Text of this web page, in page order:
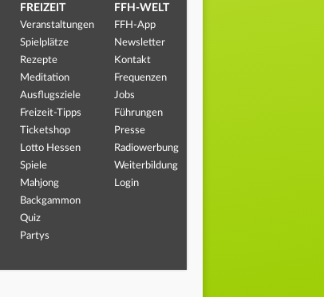
FREIZEIT
Veranstaltungen
Spielplätze
Rezepte
Meditation
Ausflugsziele
Freizeit-Tipps
Ticketshop
Lotto Hessen
Spiele
Mahjong
Backgammon
Quiz
Partys
FFH-WELT
FFH-App
Newsletter
Kontakt
Frequenzen
Jobs
Führungen
Presse
Radiowerbung
Weiterbildung
Login